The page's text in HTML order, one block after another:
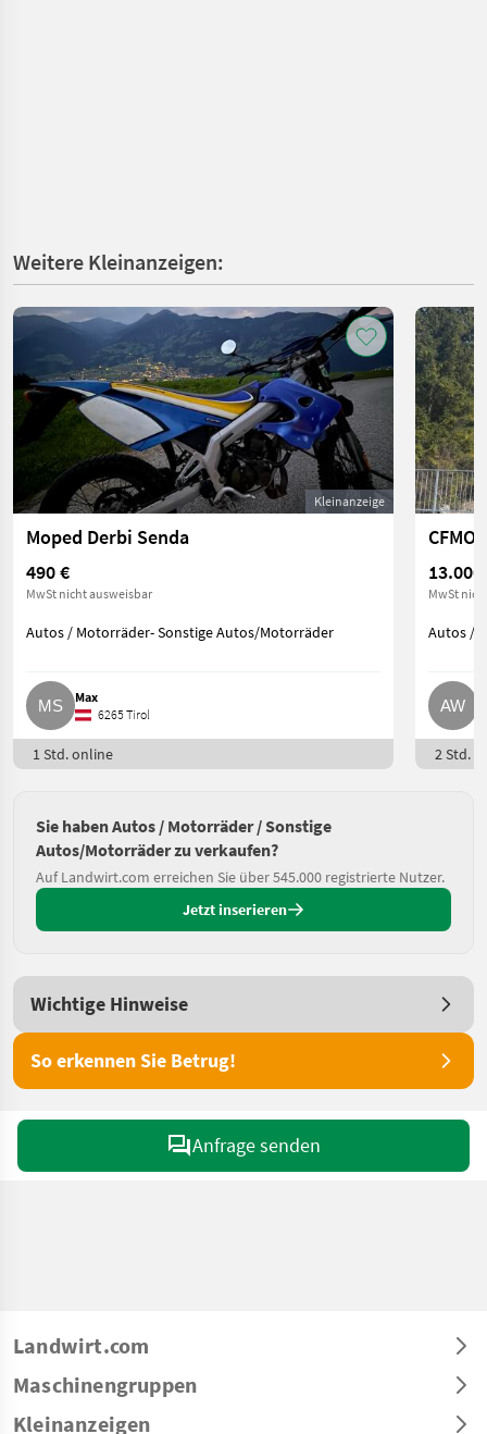
Weitere Kleinanzeigen:
Kleinanzeige
Moped Derbi Senda
490 €
MwSt nicht ausweisbar
Autos / Motorräder- Sonstige Autos/Motorräder
Max
6265 Tirol
1 Std. online
13.000
MwSt
Autos /
2 Std.
Sie haben Autos / Motorräder / Sonstige
Autos/Motorräder zu verkaufen?
Auf Landwirt.com erreichen Sie über 545.000 registrierte Nutzer.
Jetzt inserieren
Wichtige Hinweise
So erkennen Sie Betrug!
Anfrage senden
Landwirt.com
Maschinengruppen
Kleinanzeigen